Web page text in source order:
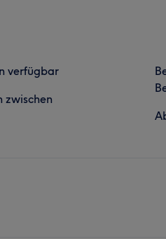
verfügbar
zwischen